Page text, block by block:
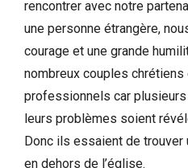
rencontrer avec notre
une personne étrangère,
courage et une grande
nombreux couples
professionnels car plusieurs
leurs problèmes soient
Donc ils essaient de
en dehors de l’église.